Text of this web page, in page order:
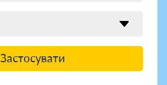
Застосувати